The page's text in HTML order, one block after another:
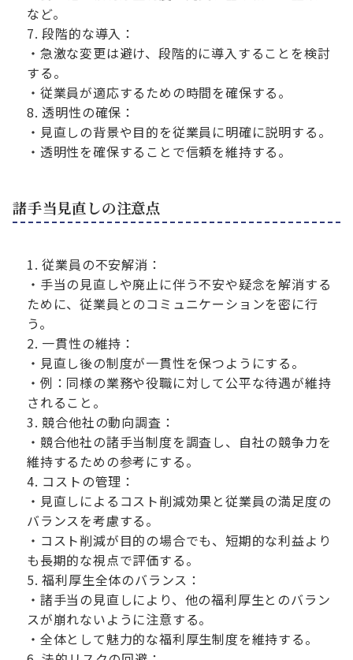
など。
段階的な導入：
・急激な変更は避け、段階的に導入することを検討
する。
・従業員が適応するための時間を確保する。
透明性の確保：
・見直しの背景や目的を従業員に明確に説明する。
・透明性を確保することで信頼を維持する。
諸手当見直しの注意点
従業員の不安解消：
・手当の見直しや廃止に伴う不安や疑念を解消する
ために、従業員とのコミュニケーションを密に行
う。
一貫性の維持：
・見直し後の制度が一貫性を保つようにする。
・例：同様の業務や役職に対して公平な待遇が維持
されること。
競合他社の動向調査：
・競合他社の諸手当制度を調査し、自社の競争力を
維持するための参考にする。
コストの管理：
・見直しによるコスト削減効果と従業員の満足度の
バランスを考慮する。
・コスト削減が目的の場合でも、短期的な利益より
も長期的な視点で評価する。
福利厚生全体のバランス：
・諸手当の見直しにより、他の福利厚生とのバラン
スが崩れないように注意する。
・全体として魅力的な福利厚生制度を維持する。